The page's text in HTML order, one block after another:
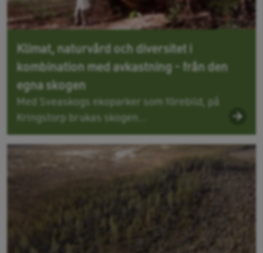
Klimat, naturvård och diversitet i
kombination med avkastning - från den
egna skogen
Med Sveaskogs ekoparker som förebild, på
Kringstorp brukas skogen...